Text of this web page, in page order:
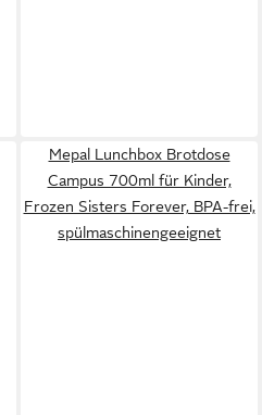
Mepal Lunchbox Brotdose
Campus 700ml für Kinder,
Frozen Sisters Forever, BPA-frei,
spülmaschinengeeignet